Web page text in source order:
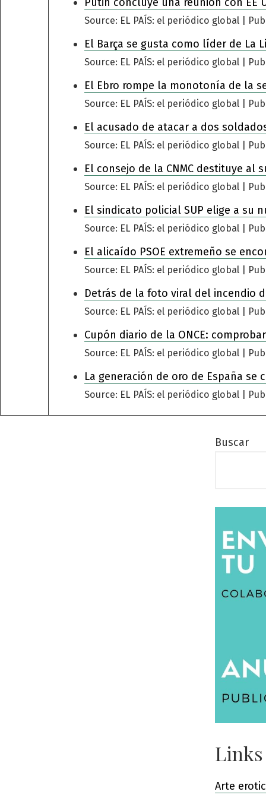
Source: EL PAÍS: el periódico global
El Barça se gusta como líder de La
Source: EL PAÍS: el periódico global
El Ebro rompe la monotonía de la
Source: EL PAÍS: el periódico global
El acusado de atacar a dos
Source: EL PAÍS: el periódico global
El consejo de la CNMC destituye
Source: EL PAÍS: el periódico global
El sindicato policial SUP elige a su
Source: EL PAÍS: el periódico global
El alicaído PSOE extremeño se
Source: EL PAÍS: el periódico global
Detrás de la foto viral del incendio
Source: EL PAÍS: el periódico global
Cupón diario de la ONCE:
Source: EL PAÍS: el periódico global
La generación de oro de España
Source: EL PAÍS: el periódico global
Buscar
Arte